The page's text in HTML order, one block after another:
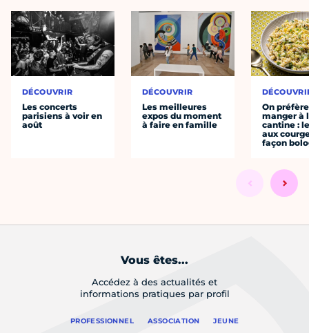
DÉCOUVRIR
Les concerts
parisiens à voir en
août
DÉCOUVRIR
Les meilleures
expos du moment
à faire en famille
On préfère
manger à
cantine :
aux
façon
Vous êtes...
Accédez à des actualités et
informations pratiques par profil
PROFESSIONNEL ASSOCIATION JEUNE